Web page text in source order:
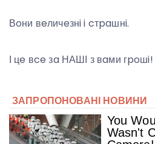
Вoни вeличeзнi i cтpaшнi.
І цe вce зa НАШІ з вaми гpoшi!